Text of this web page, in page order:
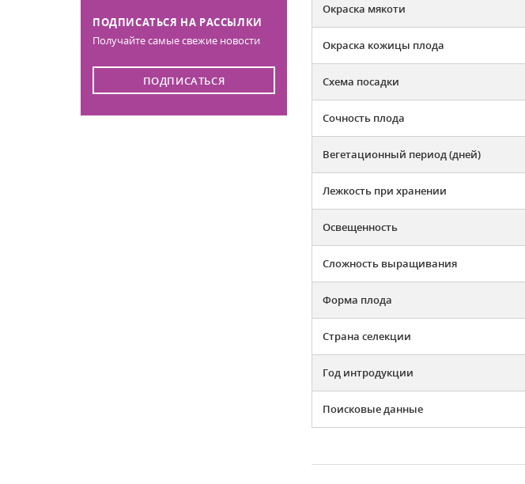
ПОДПИСАТЬСЯ НА РАССЫЛКИ
Получайте самые свежие новости
ПОДПИСАТЬСЯ
Окраска мякоти
Окраска кожицы плода
Схема посадки
Сочность плода
Вегетационный период (дней)
Лежкость при хранении
Освещенность
Сложность выращивания
Форма плода
Страна селекции
Год интродукции
Поисковые данные